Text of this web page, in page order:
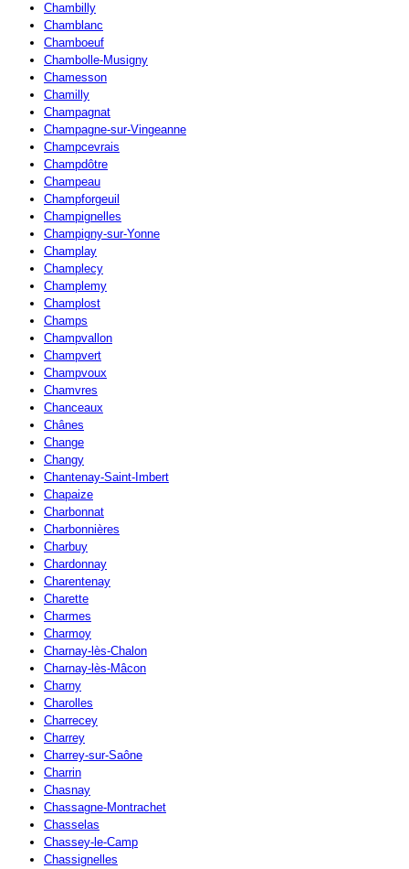
Chambilly
Chamblanc
Chamboeuf
Chambolle-Musigny
Chamesson
Chamilly
Champagnat
Champagne-sur-Vingeanne
Champcevrais
Champdôtre
Champeau
Champforgeuil
Champignelles
Champigny-sur-Yonne
Champlay
Champlecy
Champlemy
Champlost
Champs
Champvallon
Champvert
Champvoux
Chamvres
Chanceaux
Chânes
Change
Changy
Chantenay-Saint-Imbert
Chapaize
Charbonnat
Charbonnières
Charbuy
Chardonnay
Charentenay
Charette
Charmes
Charmoy
Charnay-lès-Chalon
Charnay-lès-Mâcon
Charny
Charolles
Charrecey
Charrey
Charrey-sur-Saône
Charrin
Chasnay
Chassagne-Montrachet
Chasselas
Chassey-le-Camp
Chassignelles